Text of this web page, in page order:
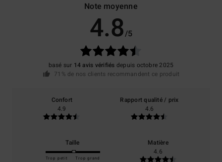
Note moyenne
4.8/5
basé sur 14 avis vérifiés depuis octobre 2025
71% de nos clients recommandent ce produit
Confort
4.9
Rapport qualité / prix
4.6
Taille
Trop petit Trop grand
Matière
4.6